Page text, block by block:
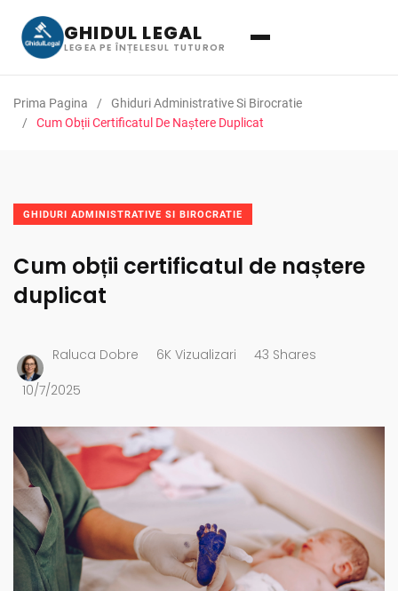
GHIDUL LEGAL
LEGEA PE ÎNȚELESUL TUTUROR
Prima Pagina
Ghiduri Administrative Si Birocratie
Cum Obții Certificatul De Naștere Duplicat
GHIDURI ADMINISTRATIVE SI BIROCRATIE
Cum obții certificatul de naștere
duplicat
Raluca Dobre 6K Vizualizari 43 Shares
10/7/2025